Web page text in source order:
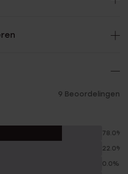
9 Beoordelingen
78.0%
22.0%
0.0%